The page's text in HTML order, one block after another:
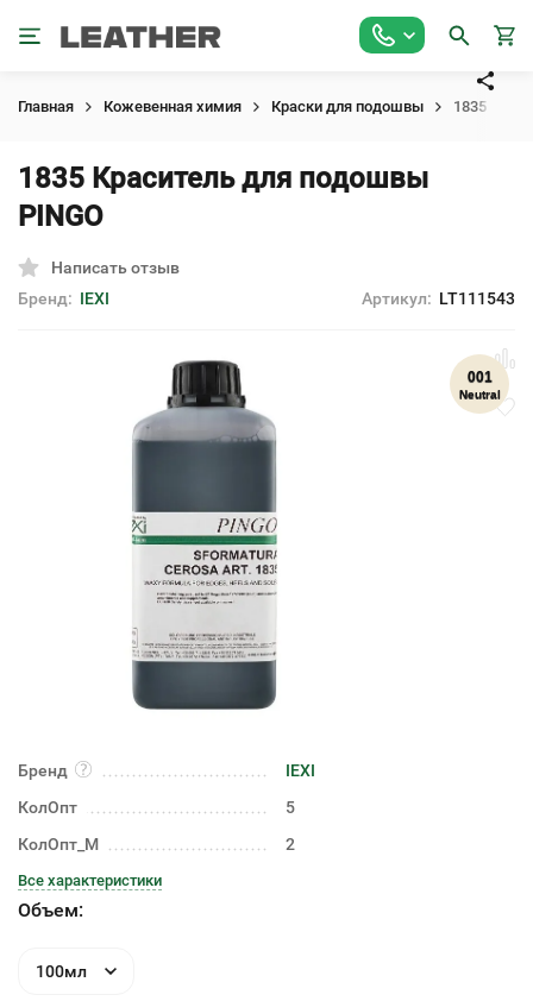
Главная Кожевенная химия Краски для подошвы 1835
1835 Краситель для подошвы
PINGO
Написать отзыв
Бренд: IEXI Артикул: LT111543
001
Neutral
Бренд
IEXI
КолОпт
5
КолОпт_М
2
Все характеристики
Объем:
100мл